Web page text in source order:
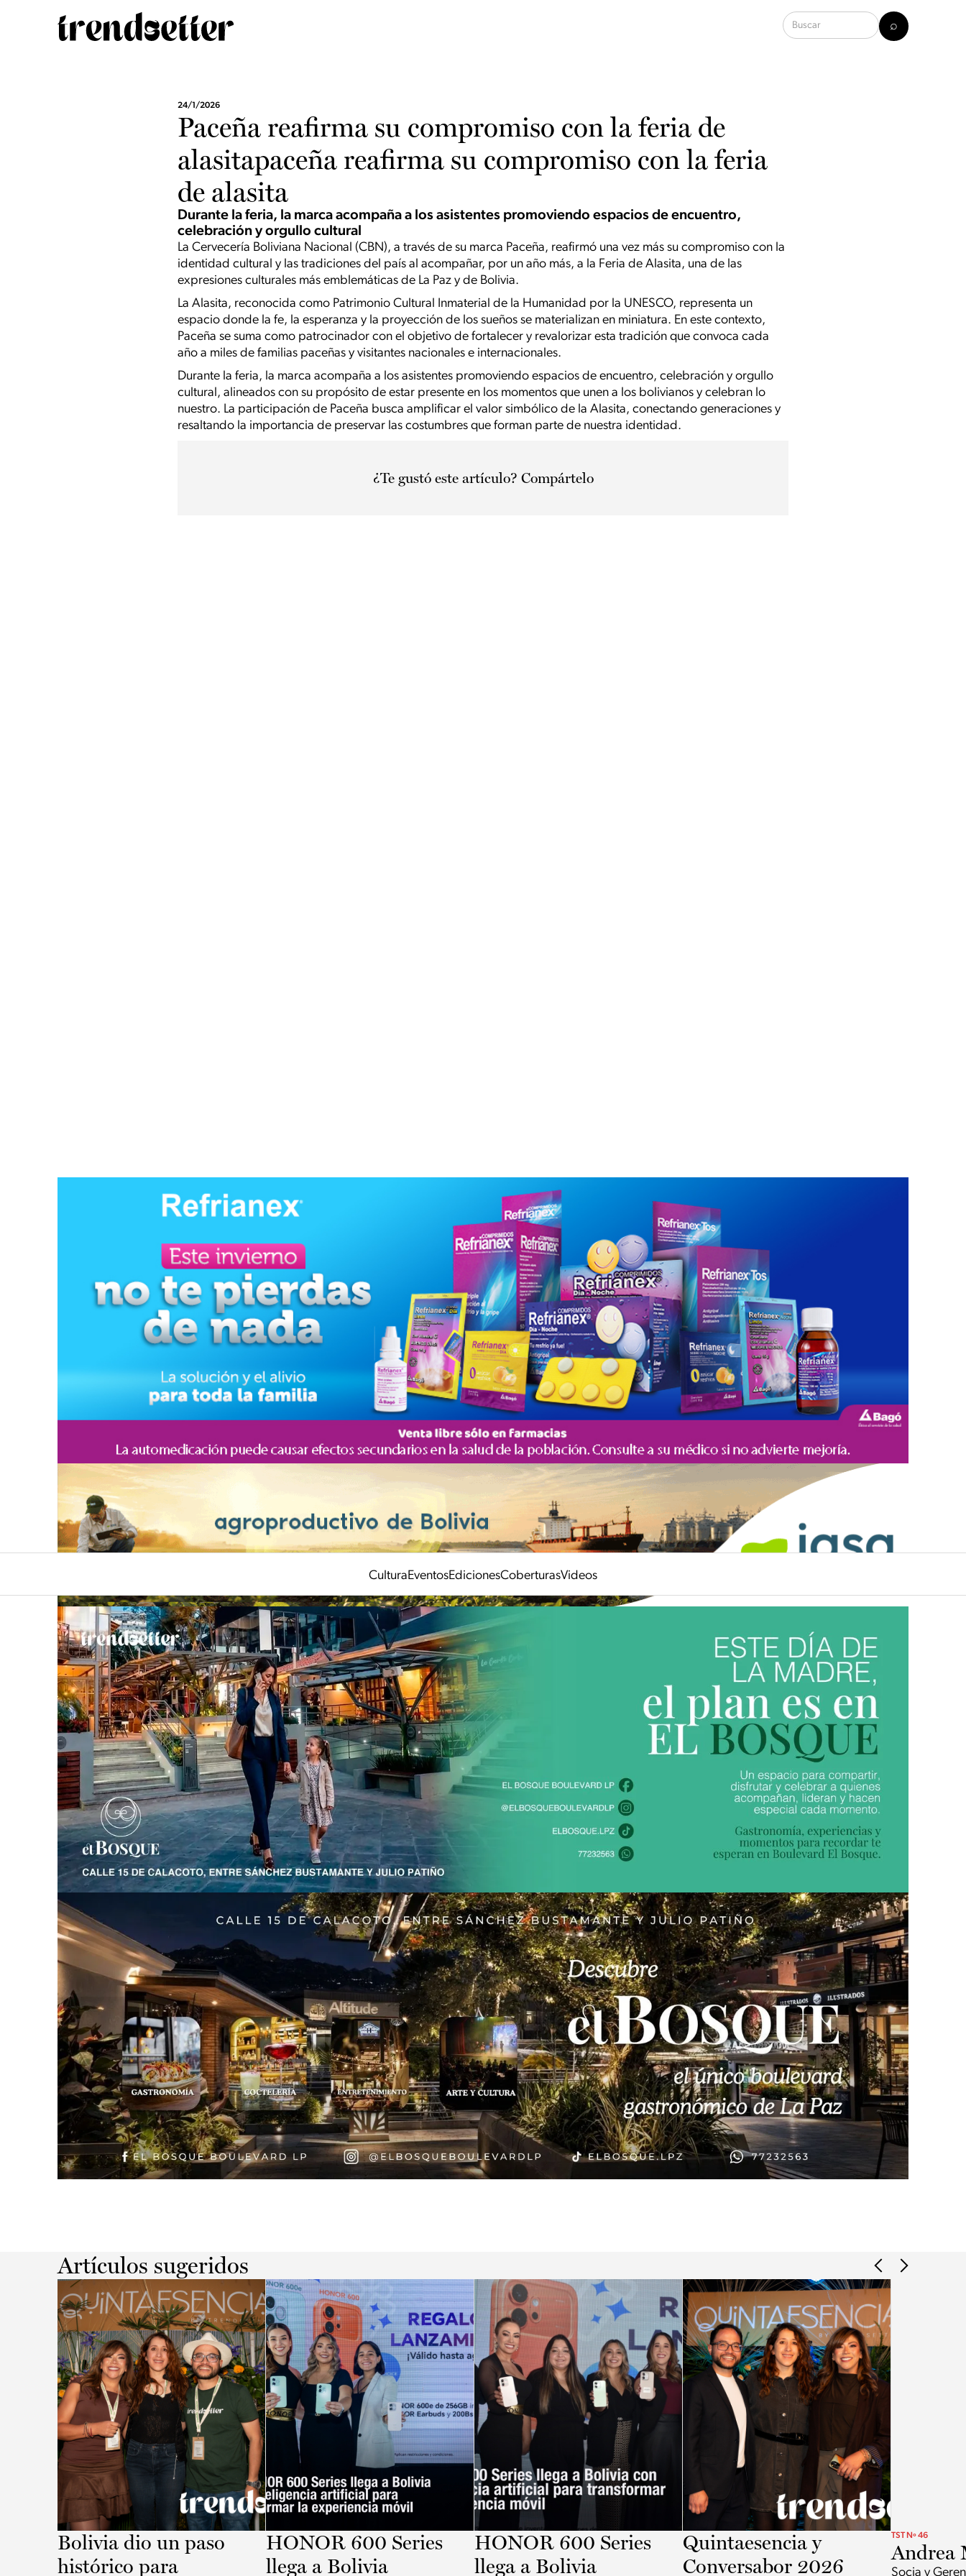
CulturaEventosEdicionesCoberturasVideos
24/1/2026
Paceña reafirma su compromiso con la feria de
alasitapaceña reafirma su compromiso con la feria
de alasita
Durante la feria, la marca acompaña a los asistentes promoviendo espacios de encuentro,
celebración y orgullo cultural
La Cervecería Boliviana Nacional (CBN), a través de su marca Paceña, reafirmó una vez más su compromiso con la
identidad cultural y las tradiciones del país al acompañar, por un año más, a la Feria de Alasita, una de las
expresiones culturales más emblemáticas de La Paz y de Bolivia.
La Alasita, reconocida como Patrimonio Cultural Inmaterial de la Humanidad por la UNESCO, representa un
espacio donde la fe, la esperanza y la proyección de los sueños se materializan en miniatura. En este contexto,
Paceña se suma como patrocinador con el objetivo de fortalecer y revalorizar esta tradición que convoca cada
año a miles de familias paceñas y visitantes nacionales e internacionales.
Durante la feria, la marca acompaña a los asistentes promoviendo espacios de encuentro, celebración y orgullo
cultural, alineados con su propósito de estar presente en los momentos que unen a los bolivianos y celebran lo
nuestro. La participación de Paceña busca amplificar el valor simbólico de la Alasita, conectando generaciones y
resaltando la importancia de preservar las costumbres que forman parte de nuestra identidad.
¿Te gustó este artículo? Compártelo
Artículos sugeridos
Bolivia dio un paso
histórico para
HONOR 600 Series
llega a Bolivia
HONOR 600 Series
llega a Bolivia
Quintaesencia y
Conversabor 2026
TST Nº 46
Andrea
Socia y